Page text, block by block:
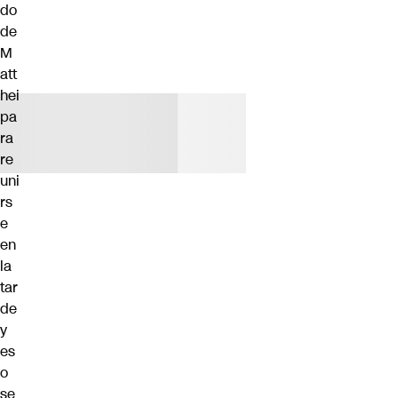
do
de
M
att
hei
pa
ra
re
uni
rs
e
en
la
tar
de
y
es
o
se